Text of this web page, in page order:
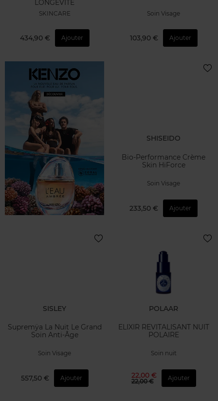
LONGÉVITÉ
SKINCARE
434,90 € Ajouter
Soin Visage
103,90 € Ajouter
SHISEIDO
Bio-Performance Crème
Skin HiForce
Soin Visage
233,50 € Ajouter
SISLEY
Supremÿa La Nuit Le Grand
Soin Anti-Âge
Soin Visage
557,50 € Ajouter
POLAAR
ELIXIR REVITALISANT NUIT
POLAIRE
Soin nuit
22,00 €
22,00 € Ajouter